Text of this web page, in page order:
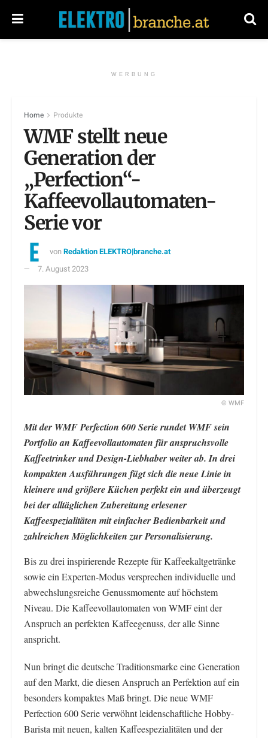
WERBUNG
Home Produkte
WMF stellt neue
Generation der
„Perfection“-
Kaffeevollautomaten-
Serie vor
vonRedaktion ELEKTRO|branche.at
7. August 2023
© WMF
Mit der WMF Perfection 600 Serie rundet WMF sein
Portfolio an Kaffeevollautomaten für anspruchsvolle
Kaffeetrinker und Design-Liebhaber weiter ab. In drei
kompakten Ausführungen fügt sich die neue Linie in
kleinere und größere Küchen perfekt ein und überzeugt
bei der alltäglichen Zubereitung erlesener
Kaffeespezialitäten mit einfacher Bedienbarkeit und
zahlreichen Möglichkeiten zur Personalisierung.
Bis zu drei inspirierende Rezepte für Kaffeekaltgetränke
sowie ein Experten-Modus versprechen individuelle und
abwechslungsreiche Genussmomente auf höchstem
Niveau. Die Kaffeevollautomaten von WMF eint der
Anspruch an perfekten Kaffeegenuss, der alle Sinne
anspricht.
Nun bringt die deutsche Traditionsmarke eine Generation
auf den Markt, die diesen Anspruch an Perfektion auf ein
besonders kompaktes Maß bringt. Die neue WMF
Perfection 600 Serie verwöhnt leidenschaftliche Hobby-
Barista mit neuen, kalten Kaffeespezialitäten und der